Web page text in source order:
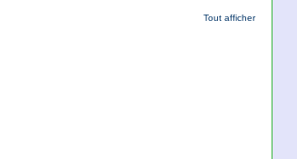
Tout afficher